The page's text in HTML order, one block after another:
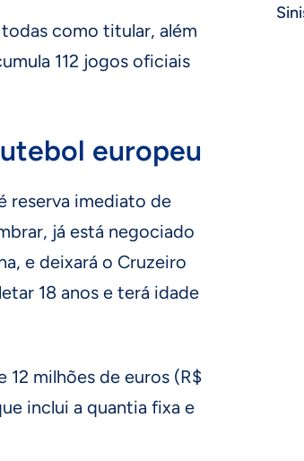
como titular, além
112 jogos oficiais
europeu
reserva imediato de
já está negociado
e deixará o Cruzeiro
18 anos e terá idade
milhões de euros (R$
inclui a quantia fixa e